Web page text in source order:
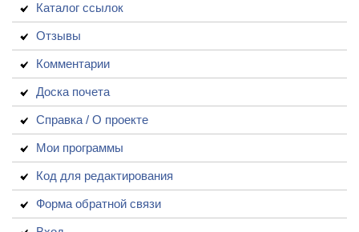
Каталог ссылок
Отзывы
Комментарии
Доска почета
Справка / О проекте
Мои программы
Код для редактирования
Форма обратной связи